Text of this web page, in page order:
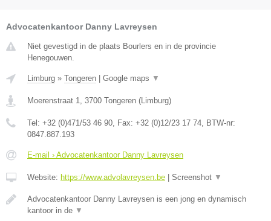
Advocatenkantoor Danny Lavreysen
Niet gevestigd in de plaats Bourlers en in de provincie
Henegouwen.
Limburg » Tongeren Google maps ▼
Moerenstraat 1 3700 Tongeren ( Limburg)
Tel: +32 (0)471/53 46 90 , Fax: +32 (0)12/23 17 74 , BTW-nr:
0847.887.193
E-mail › Advocatenkantoor Danny Lavreysen
Website: https://www.advolavreysen.be Screenshot ▼
Advocatenkantoor Danny Lavreysen is een jong en dynamisch
kantoor in de ▼